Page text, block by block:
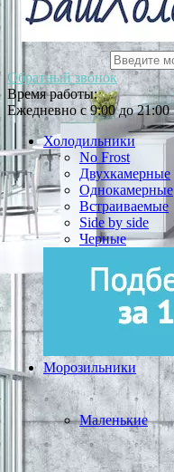
Обратный звонок
Время работы:
Ежедневно с 9:00 до 21:00
Холодильники
No Frost
Двухкамерные
Однокамерные
Встраиваемые
Side by side
Черные
Морозильники
Маленькие